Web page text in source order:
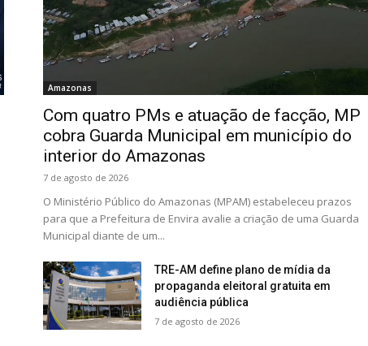
Amazonas
Com quatro PMs e atuação de facção, MP
cobra Guarda Municipal em município do
interior do Amazonas
7 de agosto de 2026
O Ministério Público do Amazonas (MPAM) estabeleceu prazos
para que a Prefeitura de Envira avalie a criação de uma Guarda
Municipal diante de um...
TRE-AM define plano de mídia da
propaganda eleitoral gratuita em
audiência pública
7 de agosto de 2026